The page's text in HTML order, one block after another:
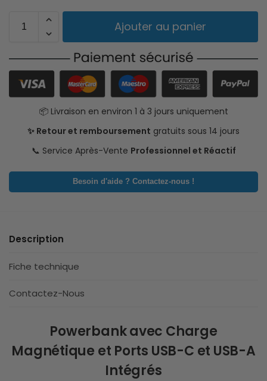
Ajouter au panier
📦 Livraison en environ 1 à 3 jours uniquement
✨ Retour et remboursement gratuits sous 14 jours
📞 Service Après-Vente Professionnel et Réactif
Besoin d'aide ? Contactez-nous !
Description
Fiche technique
Contactez-Nous
Powerbank avec Charge
Magnétique et Ports USB-C et USB-A
Intégrés